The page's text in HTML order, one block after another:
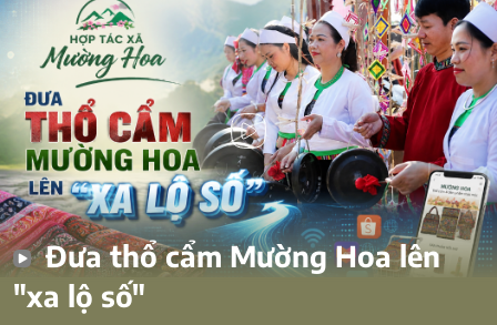
Đưa thổ cẩm Mường Hoa lên
"xa lộ số"